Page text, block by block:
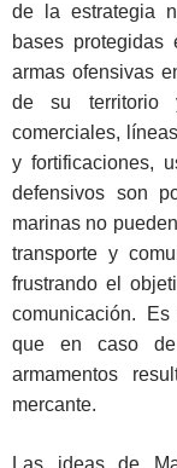
de la estrategia
bases
armas ofensivas
de su territorio
comerciales,
y fortificaciones,
defensivos son
marinas no
transporte y
frustrando el
comunicación.
que en caso de
armamentos
mercante.